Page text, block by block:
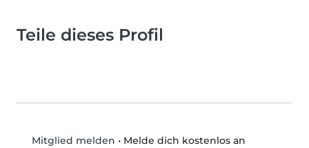
Teile dieses Profil
Mitglied melden • Melde dich kostenlos an